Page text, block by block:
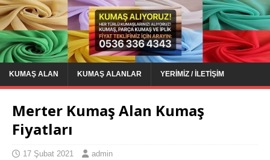
KUMAŞ ALAN KUMAŞ ALANLAR YERIMIZ / İLETIŞIM
Merter Kumaş Alan Kumaş
Fiyatları
17 Şubat 2021 admin